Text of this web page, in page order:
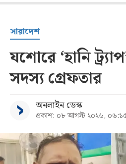
সারাদেশ
যশোরে ‘হানি
সদস্য গ্রেফতার
অনলাইন ডেস্ক
প্রকাশ: ০৮ আগস্ট ২০২৬,